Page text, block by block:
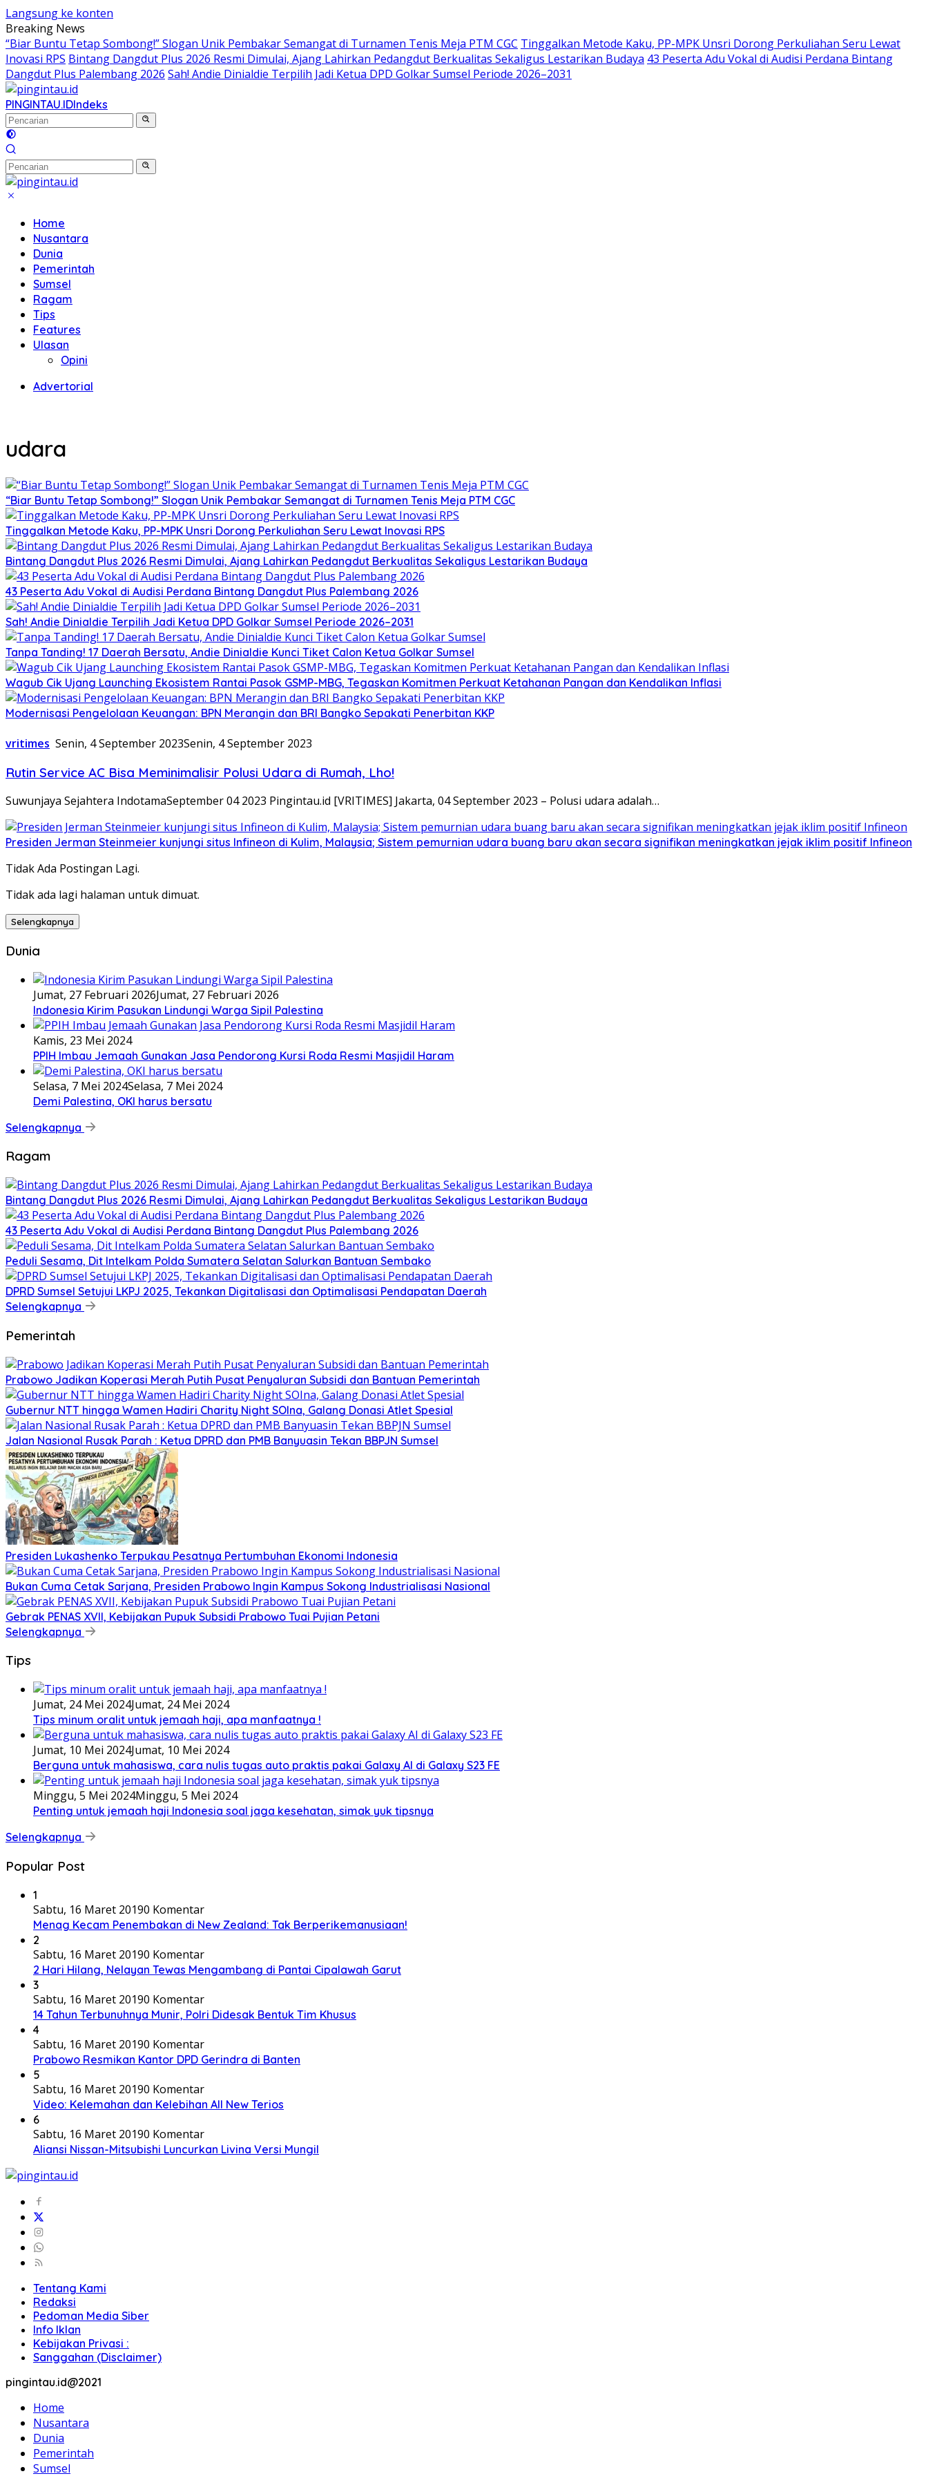
Langsung ke konten
Breaking News
“Biar Buntu Tetap Sombong!” Slogan Unik Pembakar Semangat di Turnamen Tenis Meja PTM CGC Tinggalkan Metode Kaku, PP-MPK Unsri Dorong Perkuliahan Seru Lewat
Inovasi RPS Bintang Dangdut Plus 2026 Resmi Dimulai, Ajang Lahirkan Pedangdut Berkualitas Sekaligus Lestarikan Budaya 43 Peserta Adu Vokal di Audisi Perdana Bintang
Dangdut Plus Palembang 2026 Sah! Andie Dinialdie Terpilih Jadi Ketua DPD Golkar Sumsel Periode 2026–2031
PINGINTAU.IDIndeks
Home
Nusantara
Dunia
Pemerintah
Sumsel
Ragam
Tips
Features
Ulasan
Opini
Advertorial
udara
“Biar Buntu Tetap Sombong!” Slogan Unik Pembakar Semangat di Turnamen Tenis Meja PTM CGC
Tinggalkan Metode Kaku, PP-MPK Unsri Dorong Perkuliahan Seru Lewat Inovasi RPS
Bintang Dangdut Plus 2026 Resmi Dimulai, Ajang Lahirkan Pedangdut Berkualitas Sekaligus Lestarikan Budaya
43 Peserta Adu Vokal di Audisi Perdana Bintang Dangdut Plus Palembang 2026
Sah! Andie Dinialdie Terpilih Jadi Ketua DPD Golkar Sumsel Periode 2026–2031
Tanpa Tanding! 17 Daerah Bersatu, Andie Dinialdie Kunci Tiket Calon Ketua Golkar Sumsel
Wagub Cik Ujang Launching Ekosistem Rantai Pasok GSMP-MBG, Tegaskan Komitmen Perkuat Ketahanan Pangan dan Kendalikan Inflasi
Modernisasi Pengelolaan Keuangan: BPN Merangin dan BRI Bangko Sepakati Penerbitan KKP
vritimes Senin, 4 September 2023Senin, 4 September 2023
Rutin Service AC Bisa Meminimalisir Polusi Udara di Rumah, Lho!
Suwunjaya Sejahtera IndotamaSeptember 04 2023 Pingintau.id [VRITIMES] Jakarta, 04 September 2023 – Polusi udara adalah…
Presiden Jerman Steinmeier kunjungi situs Infineon di Kulim, Malaysia; Sistem pemurnian udara buang baru akan secara signifikan meningkatkan jejak iklim positif Infineon
Tidak Ada Postingan Lagi.
Tidak ada lagi halaman untuk dimuat.
Selengkapnya
Dunia
Jumat, 27 Februari 2026Jumat, 27 Februari 2026
Indonesia Kirim Pasukan Lindungi Warga Sipil Palestina
Kamis, 23 Mei 2024
PPIH Imbau Jemaah Gunakan Jasa Pendorong Kursi Roda Resmi Masjidil Haram
Selasa, 7 Mei 2024Selasa, 7 Mei 2024
Demi Palestina, OKI harus bersatu
Selengkapnya
Ragam
Bintang Dangdut Plus 2026 Resmi Dimulai, Ajang Lahirkan Pedangdut Berkualitas Sekaligus Lestarikan Budaya
43 Peserta Adu Vokal di Audisi Perdana Bintang Dangdut Plus Palembang 2026
Peduli Sesama, Dit Intelkam Polda Sumatera Selatan Salurkan Bantuan Sembako
DPRD Sumsel Setujui LKPJ 2025, Tekankan Digitalisasi dan Optimalisasi Pendapatan Daerah
Selengkapnya
Pemerintah
Prabowo Jadikan Koperasi Merah Putih Pusat Penyaluran Subsidi dan Bantuan Pemerintah
Gubernur NTT hingga Wamen Hadiri Charity Night SOIna, Galang Donasi Atlet Spesial
Jalan Nasional Rusak Parah : Ketua DPRD dan PMB Banyuasin Tekan BBPJN Sumsel
Presiden Lukashenko Terpukau Pesatnya Pertumbuhan Ekonomi Indonesia
Bukan Cuma Cetak Sarjana, Presiden Prabowo Ingin Kampus Sokong Industrialisasi Nasional
Gebrak PENAS XVII, Kebijakan Pupuk Subsidi Prabowo Tuai Pujian Petani
Selengkapnya
Tips
Jumat, 24 Mei 2024Jumat, 24 Mei 2024
Tips minum oralit untuk jemaah haji, apa manfaatnya !
Jumat, 10 Mei 2024Jumat, 10 Mei 2024
Berguna untuk mahasiswa, cara nulis tugas auto praktis pakai Galaxy AI di Galaxy S23 FE
Minggu, 5 Mei 2024Minggu, 5 Mei 2024
Penting untuk jemaah haji Indonesia soal jaga kesehatan, simak yuk tipsnya
Selengkapnya
Popular Post
1
Sabtu, 16 Maret 20190 Komentar
Menag Kecam Penembakan di New Zealand: Tak Berperikemanusiaan!
2
Sabtu, 16 Maret 20190 Komentar
2 Hari Hilang, Nelayan Tewas Mengambang di Pantai Cipalawah Garut
3
Sabtu, 16 Maret 20190 Komentar
14 Tahun Terbunuhnya Munir, Polri Didesak Bentuk Tim Khusus
4
Sabtu, 16 Maret 20190 Komentar
Prabowo Resmikan Kantor DPD Gerindra di Banten
5
Sabtu, 16 Maret 20190 Komentar
Video: Kelemahan dan Kelebihan All New Terios
6
Sabtu, 16 Maret 20190 Komentar
Aliansi Nissan-Mitsubishi Luncurkan Livina Versi Mungil
Tentang Kami
Redaksi
Pedoman Media Siber
Info Iklan
Kebijakan Privasi :
Sanggahan (Disclaimer)
pingintau.id@2021
Home
Nusantara
Dunia
Pemerintah
Sumsel